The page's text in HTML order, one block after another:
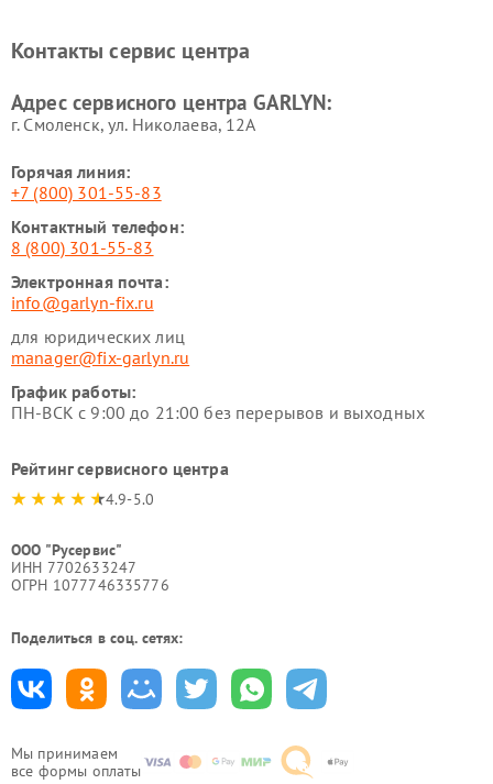
Мы принимаем
все формы оплаты
стеклоочистителей GARLYN
GARLYN
GARLYN
Контакты сервис центра
Адрес сервисного центра GARLYN:
г. Смоленск, ул. Николаева, 12А
Горячая линия:
+7 (800) 301-55-83
Контактный телефон:
8 (800) 301-55-83
Электронная почта:
info@garlyn-fix.ru
для юридических лиц
manager@fix-garlyn.ru
График работы:
ПН-ВСК с 9:00 до 21:00 без перерывов и выходных
Рейтинг сервисного центра
4.9-5.0
ООО "Русервис"
ИНН 7702633247
ОГРН 1077746335776
Поделиться в соц. сетях: